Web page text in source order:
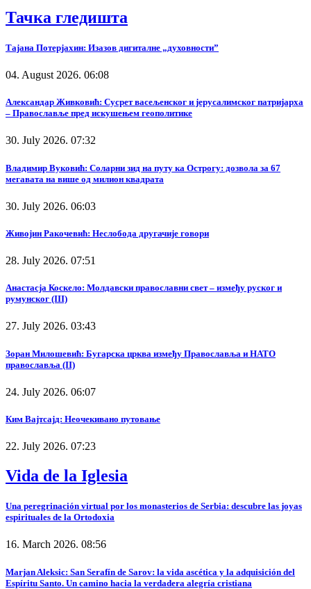
Тачка гледишта
Тајана Потерјахин: Изазов дигиталне „духовности”
04. August 2026. 06:08
Александар Живковић: Сусрет васељенског и јерусалимског патријарха
– Православље пред искушењем геополитике
30. July 2026. 07:32
Владимир Вуковић: Соларни зид на путу ка Острогу: дозвола за 67
мегавата на више од милион квадрата
30. July 2026. 06:03
Живојин Ракочевић: Неслобода другачије говори
28. July 2026. 07:51
Анастасја Коскело: Молдавски православни свет – између руског и
румунског (III)
27. July 2026. 03:43
Зоран Милошевић: Бугарска црква између Православља и НАТО
православља (II)
24. July 2026. 06:07
Ким Вајтсајд: Неочекивано путовање
22. July 2026. 07:23
Vida de la Iglesia
Una peregrinación virtual por los monasterios de Serbia: descubre las joyas
espirituales de la Ortodoxia
16. March 2026. 08:56
Marjan Aleksic: San Serafín de Sarov: la vida ascética y la adquisición del
Espíritu Santo. Un camino hacia la verdadera alegría cristiana